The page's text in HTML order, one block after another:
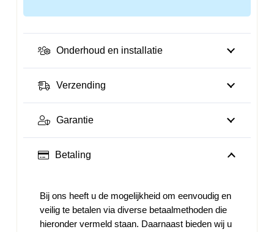
Onderhoud en installatie
Verzending
Garantie
Betaling
Bij ons heeft u de mogelijkheid om eenvoudig en
veilig te betalen via diverse betaalmethoden die
hieronder vermeld staan. Daarnaast bieden wij u